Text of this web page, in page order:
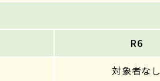
R6
対象者なし